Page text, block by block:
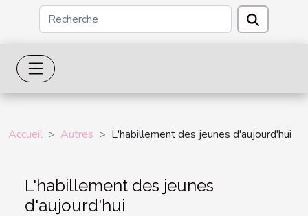
Accueil Autres L'habillement des jeunes d'aujourd'hui
L'habillement des jeunes
d'aujourd'hui